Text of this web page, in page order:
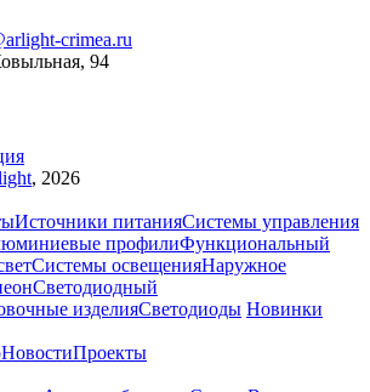
crimea.ru
94
, 2026
Источники питанияСистемы управления
профилиФункциональный
Системы освещенияНаружное
Светодиодный
изделияСветодиоды Новинки
НовостиПроекты